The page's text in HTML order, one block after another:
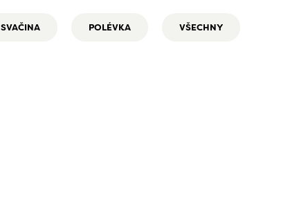
SVAČINA POLÉVKA VŠECHNY